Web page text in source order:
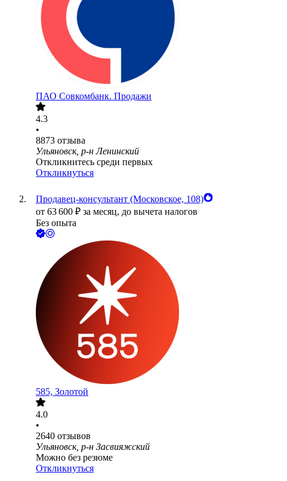
ПАО Совкомбанк. Продажи
4.3
•
8873 отзыва
Ульяновск, р-н Ленинский
Откликнитесь среди первых
Откликнуться
Продавец-консультант (Московское, 108)
от 63 600 ₽ за месяц, до вычета налогов
Без опыта
585, Золотой
4.0
•
2640 отзывов
Ульяновск, р-н Засвияжский
Можно без резюме
Откликнуться